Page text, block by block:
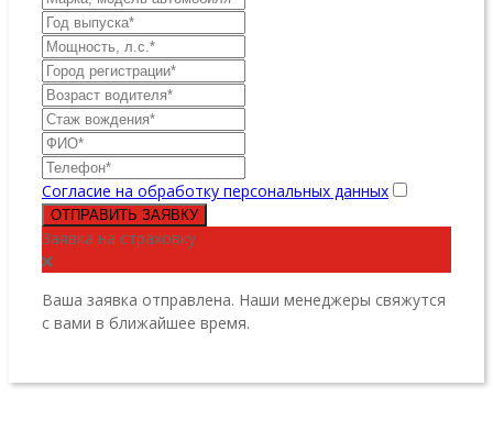
Согласие на обработку персональных данных
ОТПРАВИТЬ ЗАЯВКУ
Заявка на страховку
Ваша заявка отправлена. Наши менеджеры свяжутся
с вами в ближайшее время.